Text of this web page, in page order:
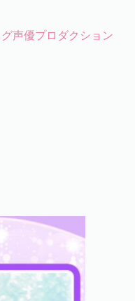
声優プロダクション